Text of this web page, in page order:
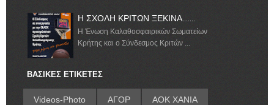
Η ΣΧΟΛΗ ΚΡΙΤΩΝ ΞΕΚΙΝΑ.......
Η Ένωση Καλαθοσφαιρικών Σωματείων
Κρήτης και ο Σύνδεσμος Κριτών ...
ΒΑΣΙΚΕΣ ΕΤΙΚΕΤΕΣ
Videos-Photo ΑΓΟΡ ΑΟΚ ΧΑΝΙΑ